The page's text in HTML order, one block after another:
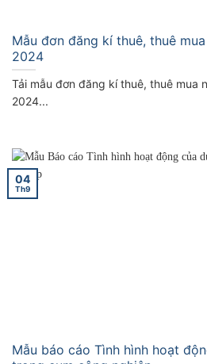
Mẫu đơn đăng kí thuê, thuê
2024
Tải mẫu đơn đăng kí thuê, thuê mua
2024...
Mẫu báo cáo Tình hình hoạt
04
Th9